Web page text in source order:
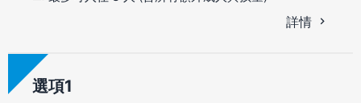
詳情
選項